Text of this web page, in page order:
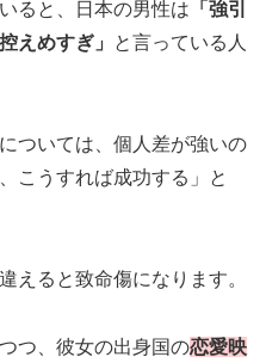
ると、日本の男性は 「強引
控えめすぎ」
と言っている人
ついては、個人差が強いの
こうすれば成功する」と
えると致命傷になります。
つ、彼女の出身国の恋愛映